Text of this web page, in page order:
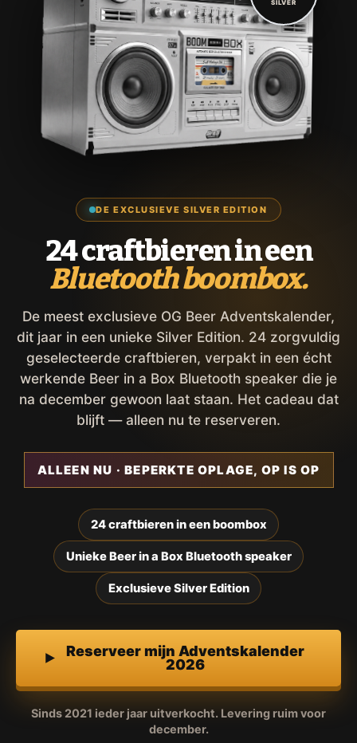
DE EXCLUSIEVE SILVER EDITION
24 craftbieren in een
Bluetooth boombox.
De meest exclusieve OG Beer Adventskalender,
dit jaar in een unieke Silver Edition. 24 zorgvuldig
geselecteerde craftbieren, verpakt in een écht
werkende Beer in a Box Bluetooth speaker die je
na december gewoon laat staan. Het cadeau dat
blijft — alleen nu te reserveren.
ALLEEN NU · BEPERKTE OPLAGE, OP IS OP
24 craftbieren in een boombox
Unieke Beer in a Box Bluetooth speaker
Exclusieve Silver Edition
Reserveer mijn Adventskalender
2026
Sinds 2021 ieder jaar uitverkocht. Levering ruim voor
december.
SILVER